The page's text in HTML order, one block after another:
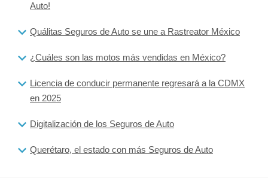
Auto!
Quálitas Seguros de Auto se une a Rastreator México
¿Cuáles son las motos más vendidas en México?
Licencia de conducir permanente regresará a la CDMX
en 2025
Digitalización de los Seguros de Auto
Querétaro, el estado con más Seguros de Auto